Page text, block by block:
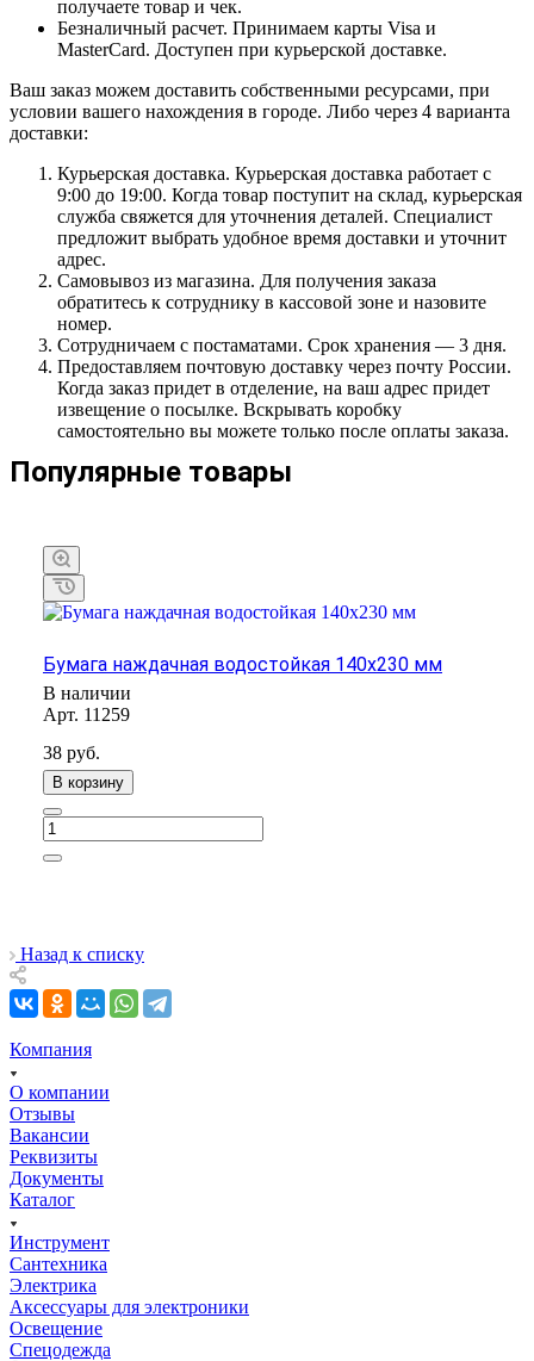
получаете товар и чек.
Безналичный расчет. Принимаем карты Visa и
MasterCard. Доступен при курьерской доставке.
Ваш заказ можем доставить собственными ресурсами, при
условии вашего нахождения в городе. Либо через 4 варианта
доставки:
Курьерская доставка. Курьерская доставка работает с
9:00 до 19:00. Когда товар поступит на склад, курьерская
служба свяжется для уточнения деталей. Специалист
предложит выбрать удобное время доставки и уточнит
адрес.
Самовывоз из магазина. Для получения заказа
обратитесь к сотруднику в кассовой зоне и назовите
номер.
Сотрудничаем с постаматами. Срок хранения — 3 дня.
Предоставляем почтовую доставку через почту России.
Когда заказ придет в отделение, на ваш адрес придет
извещение о посылке. Вскрывать коробку
самостоятельно вы можете только после оплаты заказа.
Популярные товары
Бумага наждачная водостойкая 140х230 мм
В наличии
Арт. 11259
38 руб.
В корзину
Назад к списку
Компания
О компании
Отзывы
Вакансии
Реквизиты
Документы
Каталог
Инструмент
Сантехника
Электрика
Аксессуары для электроники
Освещение
Спецодежда